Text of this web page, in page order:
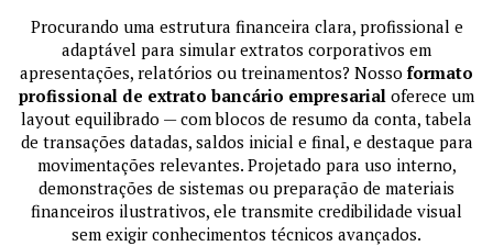
Procurando uma estrutura financeira clara, profissional e
adaptável para simular extratos corporativos em
apresentações, relatórios ou treinamentos? Nosso formato
profissional de extrato bancário empresarial oferece um
layout equilibrado — com blocos de resumo da conta, tabela
de transações datadas, saldos inicial e final, e destaque para
movimentações relevantes. Projetado para uso interno,
demonstrações de sistemas ou preparação de materiais
financeiros ilustrativos, ele transmite credibilidade visual
sem exigir conhecimentos técnicos avançados.